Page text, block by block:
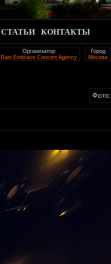
СТАТЬИ КОНТАКТЫ
Город
Москва
Организатор
Rain Embraсe Concert Аgency
Фото: